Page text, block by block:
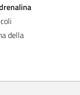
della